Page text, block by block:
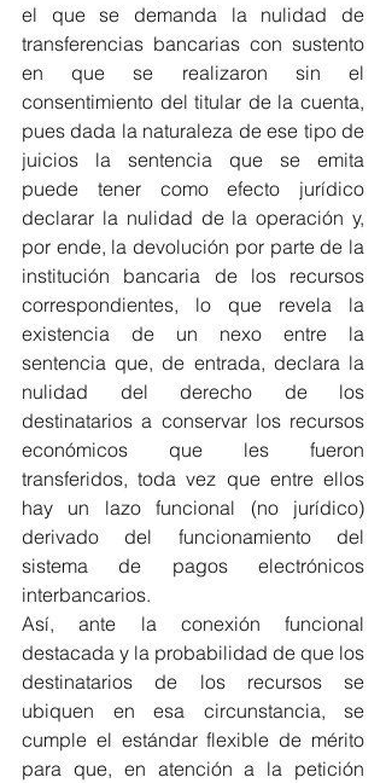
el que se demanda la nulidad de
transferencias bancarias con sustento
en que se realizaron sin el
consentimiento del titular de la cuenta,
pues dada la naturaleza de ese tipo de
juicios la sentencia que se emita
puede tener como efecto jurídico
declarar la nulidad de la operación y,
por ende, la devolución por parte de la
institución bancaria de los recursos
correspondientes, lo que revela la
existencia de un nexo entre la
sentencia que, de entrada, declara la
nulidad del derecho de los
destinatarios a conservar los recursos
económicos que les fueron
transferidos, toda vez que entre ellos
hay un lazo funcional (no jurídico)
derivado del funcionamiento del
sistema de pagos electrónicos
interbancarios.
Así, ante la conexión funcional
destacada y la probabilidad de que los
destinatarios de los recursos se
ubiquen en esa circunstancia, se
cumple el estándar flexible de mérito
para que, en atención a la petición